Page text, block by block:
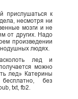
прислушаться к
несмотря ни
мозги и не
от других. Надо
произведении
людях.
лед и
можно
лед» Катерины
без
txt, fb2.